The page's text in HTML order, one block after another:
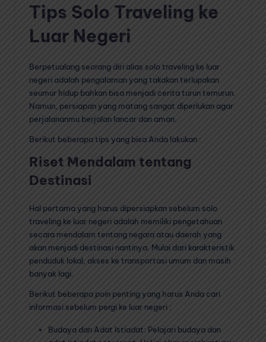
Tips Solo Traveling ke
Luar Negeri
Berpetualang seorang diri alias solo traveling ke luar
negeri adalah pengalaman yang takakan terlupakan
seumur hidup bahkan bisa menjadi cerita turun temurun.
Namun, persiapan yang matang sangat diperlukan agar
perjalananmu berjalan lancar dan aman.
Berikut beberapa tips yang bisa Anda lakukan :
Riset Mendalam tentang
Destinasi
Hal pertama yang harus dipersiapkan sebelum solo
traveling ke luar negeri adalah memiliki pengetahuan
secara mendalam tentang negara atau daerah yang
akan menjadi destinasi nantinya. Mulai dari karakteristik
penduduk lokal, akses ke transportasi umum dan masih
banyak lagi.
Berikut beberapa poin penting yang harus Anda cari
informasi sebelum pergi ke luar negeri :
Budaya dan Adat Istiadat: Pelajari budaya dan